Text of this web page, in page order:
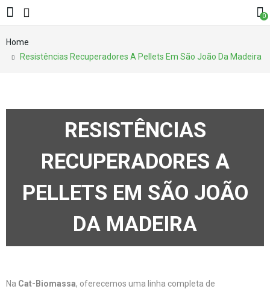
0
Home
Resistências Recuperadores A Pellets Em São João Da Madeira
RESISTÊNCIAS
RECUPERADORES A
PELLETS EM SÃO JOÃO
DA MADEIRA
Na Cat-Biomassa, oferecemos uma linha completa de